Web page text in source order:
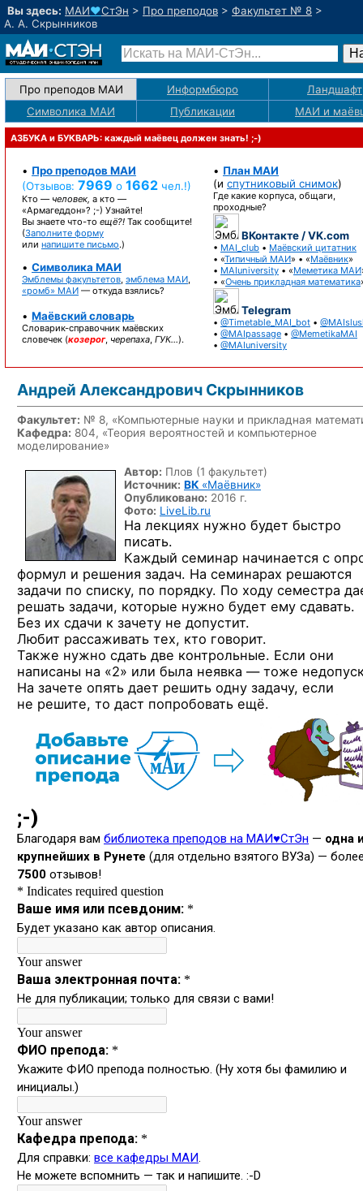
Вы здесь: МАИ♥СтЭн > Про преподов > Факультет № 8 >
А. А. Скрынников
Про преподов МАИ Информбюро
Ландшафт
Символика МАИ
Публикации МАИ и
АЗБУКА и БУКВАРЬ: каждый маёвец должен знать! ;-)
• Про преподов МАИ
(Отзывов: 7969 о 1662 чел.!)
Кто — человек, а кто —
«Армагеддон»? ;-) Узнайте!
Вы знаете что-то ещё?! Так сообщите!
(Заполните форму
или напишите письмо.)
• Символика МАИ
Эмблемы факультетов, эмблема МАИ,
«ромб» МАИ — откуда взялись?
• Маёвский словарь
Словарик-справочник маёвских
словечек (козерог, черепаха, ГУК…).
• План МАИ
(и спутниковый снимок)
Где какие корпуса, общаги,
проходные?
ВКонтакте / VK.com
• MAI_club • Маёвский цитатник
• «Типичный МАИ» • «Маёвник»
• MAIuniversity • «Меметика МАИ
• «Очень прикладная математика
Telegram
• @Timetable_MAI_bot •
• @MAIpassage • @MemetikaMAI
• @MAIuniversity
Андрей Александрович Скрынников
Факультет: № 8, «Компьютерные науки и прикладная
Кафедра: 804, «Теория вероятностей и компьютерное
моделирование»
Автор: Плов (1 факультет)
Источник: ВК «Маёвник»
Опубликовано: 2016 г.
Фото: LiveLib.ru
На лекциях нужно будет быстро
писать.
Каждый семинар начинается с
формул и решения задач. На семинарах решаются
задачи по списку, по порядку. По ходу семестра
решать задачи, которые нужно будет ему сдавать.
Без их сдачи к зачету не допустит.
Любит рассаживать тех, кто говорит.
Также нужно сдать две контрольные. Если они
написаны на «2» или была неявка — тоже
На зачете опять дает решить одну задачу, если
не решите, то даст попробовать ещё.